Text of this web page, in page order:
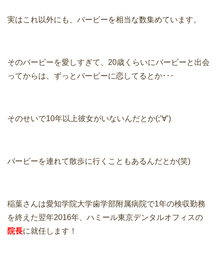
実はこれ以外にも、バービーを相当な数集めています。
そのバービーを愛しすぎて、20歳くらいにバービーと出会
ってからは、ずっとバービーに恋してるとか･･･
そのせいで10年以上彼女がいないんだとか(;’∀’)
バービーを連れて散歩に行くこともあるんだとか(笑)
稲葉さんは愛知学院大学歯学部附属病院で1年の検収勤務
を終えた翌年2016年、ハミール東京デンタルオフィスの
院長に就任します！